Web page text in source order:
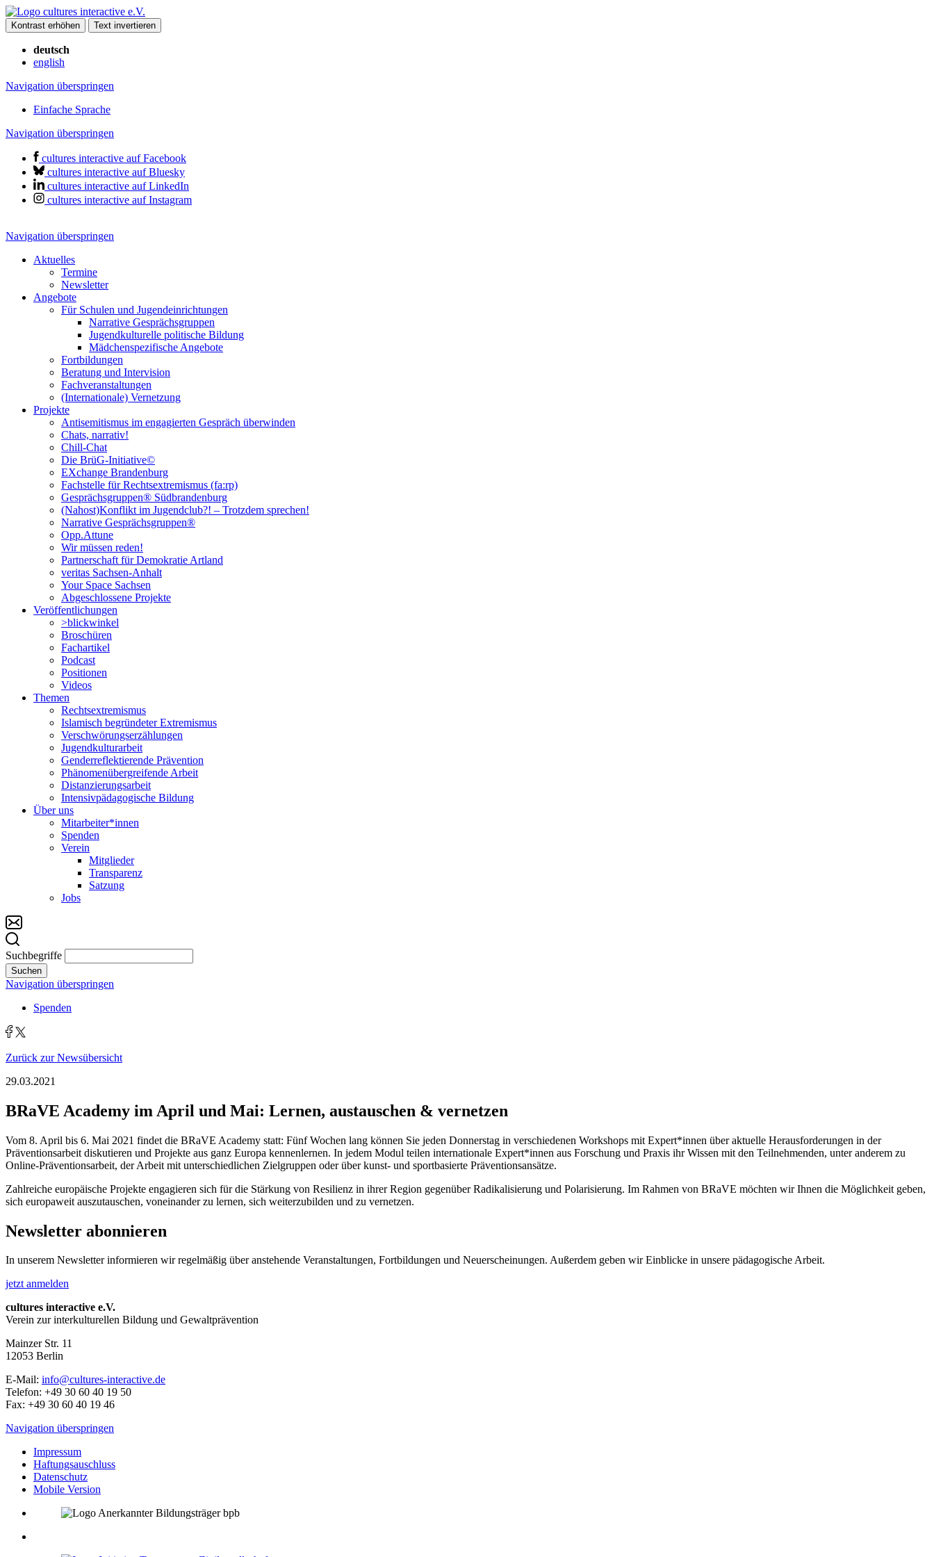
Kontrast erhöhen Text invertieren
deutsch
english
Navigation überspringen
Einfache Sprache
Navigation überspringen
cultures interactive auf Facebook
cultures interactive auf Bluesky
cultures interactive auf LinkedIn
cultures interactive auf Instagram
Navigation überspringen
Aktuelles
Termine
Newsletter
Angebote
Für Schulen und Jugendeinrichtungen
Narrative Gesprächsgruppen
Jugendkulturelle politische Bildung
Mädchenspezifische Angebote
Fortbildungen
Beratung und Intervision
Fachveranstaltungen
(Internationale) Vernetzung
Projekte
Antisemitismus im engagierten Gespräch überwinden
Chats, narrativ!
Chill-Chat
Die BrüG-Initiative©
EXchange Brandenburg
Fachstelle für Rechtsextremismus (fa:rp)
Gesprächsgruppen® Südbrandenburg
(Nahost)Konflikt im Jugendclub?! – Trotzdem sprechen!
Narrative Gesprächsgruppen®
Opp.Attune
Wir müssen reden!
Partnerschaft für Demokratie Artland
veritas Sachsen-Anhalt
Your Space Sachsen
Abgeschlossene Projekte
Veröffentlichungen
>blickwinkel
Broschüren
Fachartikel
Podcast
Positionen
Videos
Themen
Rechtsextremismus
Islamisch begründeter Extremismus
Verschwörungs­erzählungen
Jugendkulturarbeit
Genderreflektierende Prävention
Phänomenüber­greifende Arbeit
Distanzierungsarbeit
Intensivpädagogische Bildung
Über uns
Mitarbeiter*innen
Spenden
Verein
Mitglieder
Transparenz
Satzung
Jobs
Suchbegriffe
Suchen
Navigation überspringen
Spenden
Zurück zur Newsübersicht
29.03.2021
BRaVE Academy im April und Mai: Lernen, austauschen & vernetzen
Vom 8. April bis 6. Mai 2021 findet die BRaVE Academy statt: Fünf Wochen lang können Sie jeden Donnerstag in verschiedenen Workshops mit Expert*innen über aktuelle Herausforderungen in der
Präventionsarbeit diskutieren und Projekte aus ganz Europa kennenlernen. In jedem Modul teilen internationale Expert*innen aus Forschung und Praxis ihr Wissen mit den Teilnehmenden, unter anderem zu
Online-Präventionsarbeit, der Arbeit mit unterschiedlichen Zielgruppen oder über kunst- und sportbasierte Präventionsansätze.
Zahlreiche europäische Projekte engagieren sich für die Stärkung von Resilienz in ihrer Region gegenüber Radikalisierung und Polarisierung. Im Rahmen von BRaVE möchten wir Ihnen die Möglichkeit geben,
sich europaweit auszutauschen, voneinander zu lernen, sich weiterzubilden und zu vernetzen.
Newsletter abonnieren
In unserem Newsletter informieren wir regelmäßig über anstehende Veranstaltungen, Fortbildungen und Neuerscheinungen. Außerdem geben wir Einblicke in unsere pädagogische Arbeit.
jetzt anmelden
cultures interactive e.V.
Verein zur interkulturellen Bildung und Gewaltprävention
Mainzer Str. 11
12053 Berlin
E-Mail: info@cultures-interactive.de
Telefon: +49 30 60 40 19 50
Fax: +49 30 60 40 19 46
Navigation überspringen
Impressum
Haftungsauschluss
Datenschutz
Mobile Version